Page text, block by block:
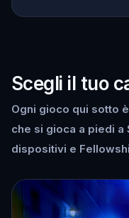
Scegli il tuo
Ogni gioco qui sotto
che si gioca a piedi a
dispositivi e